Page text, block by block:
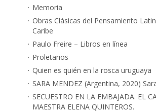
Memoria
Obras Clásicas del Pensamiento
Caribe
Paulo Freire – Libros en línea
Proletarios
Quien es quién en la rosca uruguaya
SARA MENDEZ (Argentina, 2020)
SECUESTRO EN LA EMBAJADA. EL
MAESTRA ELENA QUINTEROS.